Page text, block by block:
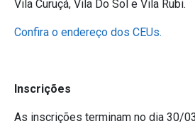
Vila Curuçá, Vila Do Sol e Vila Rubi.
Confira o endereço dos CEUs.
Inscrições
As inscrições terminam no dia 30/